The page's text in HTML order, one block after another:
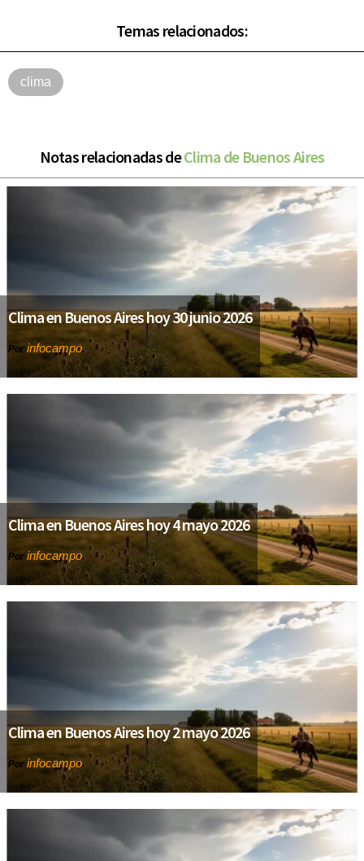
Temas relacionados:
clima
Notas relacionadas deClima de Buenos Aires
Clima en Buenos Aires hoy 30 junio 2026
Por infocampo
Clima en Buenos Aires hoy 4 mayo 2026
Por infocampo
Clima en Buenos Aires hoy 2 mayo 2026
Por infocampo